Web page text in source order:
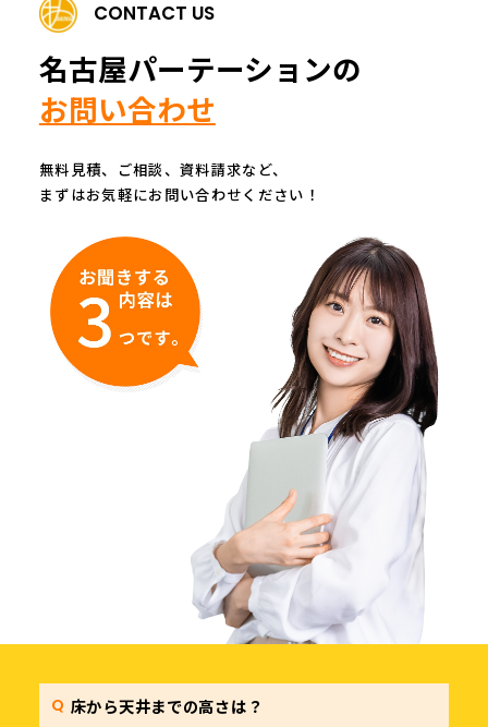
CONTACT US
名古屋パーテーションの
お問い合わせ
無料見積、ご相談、資料請求など、
まずはお気軽にお問い合わせください！
床から天井までの高さは？